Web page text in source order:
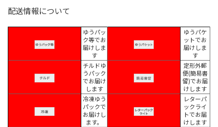
配送情報について
ゆうパッ
ク等でお
届けしま
す
ゆうパケ
ットでお
届けしま
す
チルドゆ
うパック
でお届け
します
定形外郵
便(簡易書
留)でお届
けします
冷凍ゆう
パックで
お届けし
ます。
レターパ
ックライ
トでお届
けします